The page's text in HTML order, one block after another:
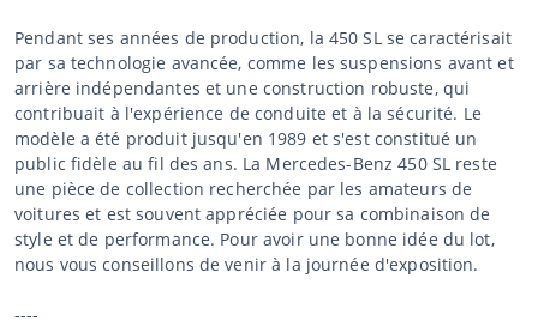
Pendant ses années de production, la 450 SL se caractérisait
par sa technologie avancée, comme les suspensions avant et
arrière indépendantes et une construction robuste, qui
contribuait à l'expérience de conduite et à la sécurité. Le
modèle a été produit jusqu'en 1989 et s'est constitué un
public fidèle au fil des ans. La Mercedes-Benz 450 SL reste
une pièce de collection recherchée par les amateurs de
voitures et est souvent appréciée pour sa combinaison de
style et de performance. Pour avoir une bonne idée du lot,
nous vous conseillons de venir à la journée d'exposition.
----